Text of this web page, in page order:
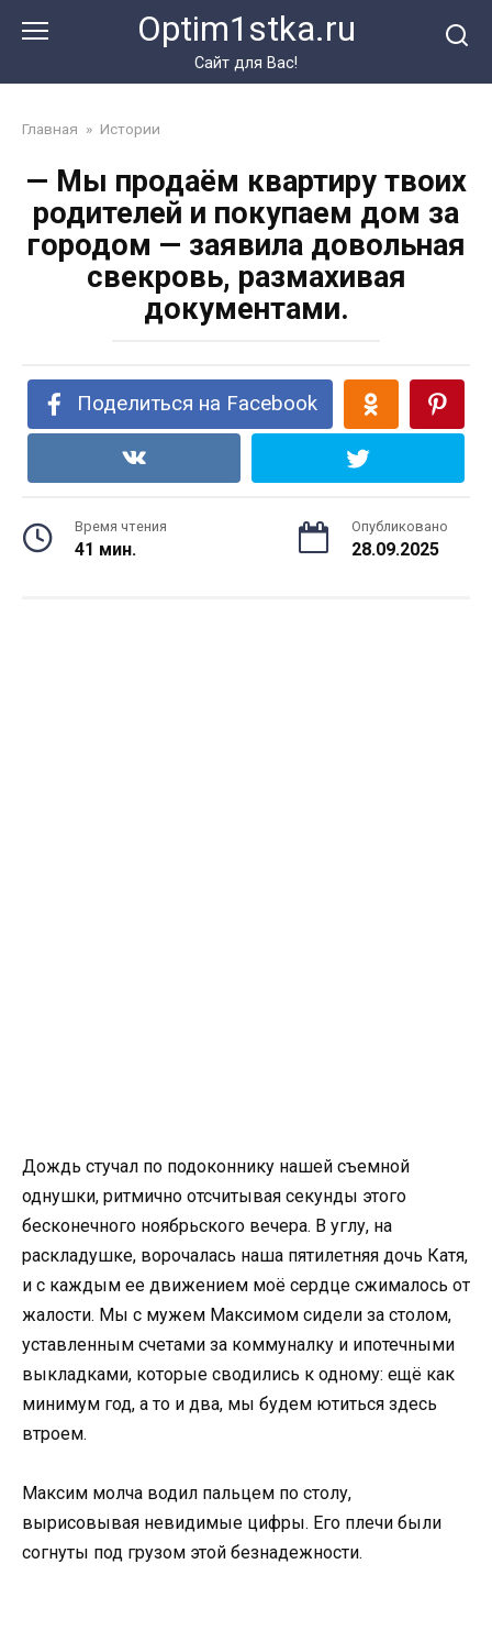
Optim1stka.ru
Сайт для Вас!
Главная » Истории
— Мы продаём квартиру твоих
родителей и покупаем дом за
городом — заявила довольная
свекровь, размахивая
документами.
Поделиться на Facebook
Время чтения
41 мин.
Опубликовано
28.09.2025
Дождь стучал по подоконнику нашей съемной
однушки, ритмично отсчитывая секунды этого
бесконечного ноябрьского вечера. В углу, на
раскладушке, ворочалась наша пятилетняя дочь Катя,
и с каждым ее движением моё сердце сжималось от
жалости. Мы с мужем Максимом сидели за столом,
уставленным счетами за коммуналку и ипотечными
выкладками, которые сводились к одному: ещё как
минимум год, а то и два, мы будем ютиться здесь
втроем.
Максим молча водил пальцем по столу,
вырисовывая невидимые цифры. Его плечи были
согнуты под грузом этой безнадежности.